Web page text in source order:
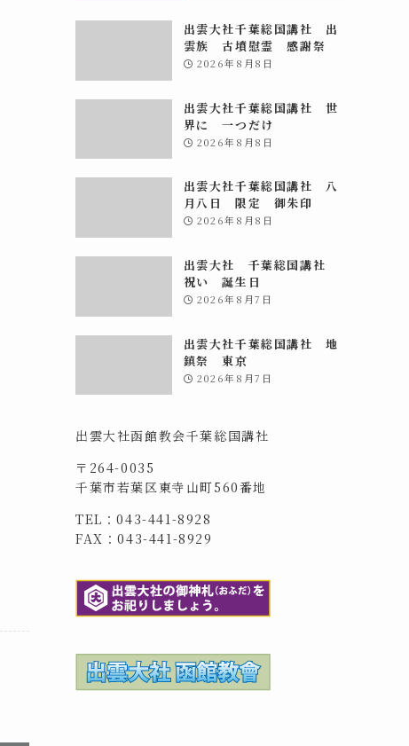
出雲大社千葉総国講社 出
雲族 古墳慰霊 感謝祭
2026年8月8日
出雲大社千葉総国講社 世
界に 一つだけ
2026年8月8日
出雲大社千葉総国講社 八
月八日 限定 御朱印
2026年8月8日
出雲大社 千葉総国講社
祝い 誕生日
2026年8月7日
出雲大社千葉総国講社 地
鎮祭 東京
2026年8月7日
出雲大社函館教会千葉総国講社
〒264-0035
千葉市若葉区東寺山町560番地
TEL：043-441-8928
FAX：043-441-8929